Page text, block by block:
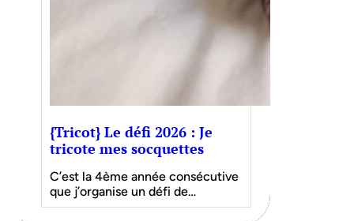
{Tricot} Le défi 2026 : Je
tricote mes socquettes
C’est la 4ème année consécutive
que j’organise un défi de…